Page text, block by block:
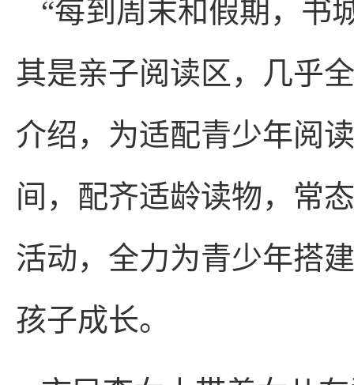
“每到周末和假期，书
其是亲子阅读区，几乎
介绍，为适配青少年阅
间，配齐适龄读物，常
活动，全力为青少年搭
孩子成长。